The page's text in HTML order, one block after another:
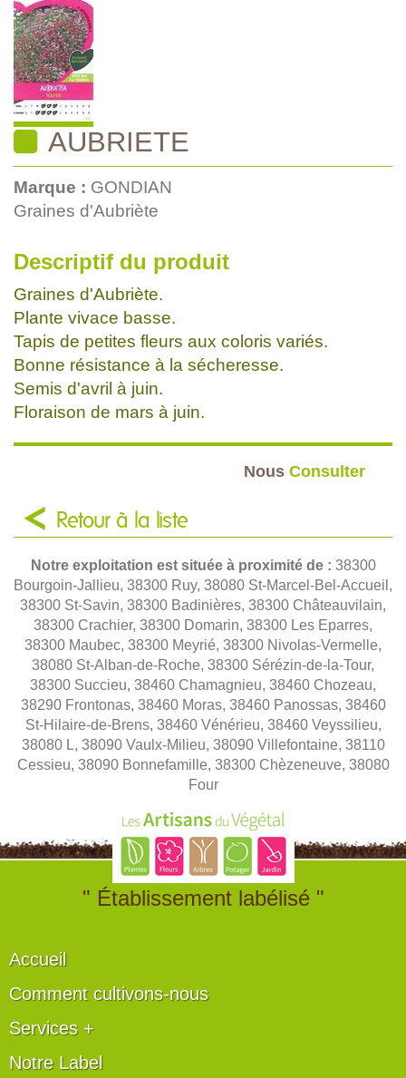
AUBRIETE
Marque : GONDIAN
Graines d'Aubriète
Descriptif du produit
Graines d'Aubriète.
Plante vivace basse.
Tapis de petites fleurs aux coloris variés.
Bonne résistance à la sécheresse.
Semis d'avril à juin.
Floraison de mars à juin.
Nous Consulter
Retour à la liste
Notre exploitation est située à proximité de : 38300
Bourgoin-Jallieu, 38300 Ruy, 38080 St-Marcel-Bel-Accueil,
38300 St-Savin, 38300 Badinières, 38300 Châteauvilain,
38300 Crachier, 38300 Domarin, 38300 Les Eparres,
38300 Maubec, 38300 Meyrié, 38300 Nivolas-Vermelle,
38080 St-Alban-de-Roche, 38300 Sérézin-de-la-Tour,
38300 Succieu, 38460 Chamagnieu, 38460 Chozeau,
38290 Frontonas, 38460 Moras, 38460 Panossas, 38460
St-Hilaire-de-Brens, 38460 Vénérieu, 38460 Veyssilieu,
38080 L, 38090 Vaulx-Milieu, 38090 Villefontaine, 38110
Cessieu, 38090 Bonnefamille, 38300 Chèzeneuve, 38080
Four
" Établissement labélisé "
Accueil
Comment cultivons-nous
Services +
Notre Label